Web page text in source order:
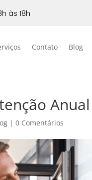
às 18h
Contato Blog
|0 Comentários